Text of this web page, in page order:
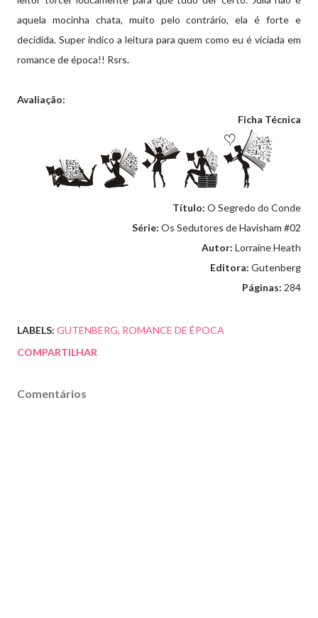
aquela mocinha chata, muito pelo contrário, ela é forte e
decidida. Super indico a leitura para quem como eu é viciada em
romance de época!! Rsrs.
Avaliação:
Ficha Técnica
Título: O Segredo do Conde
Série: Os Sedutores de Havisham #02
Autor: Lorraine Heath
Editora: Gutenberg
Páginas: 284
LABELS: GUTENBERG ROMANCE DE ÉPOCA
COMPARTILHAR
Comentários